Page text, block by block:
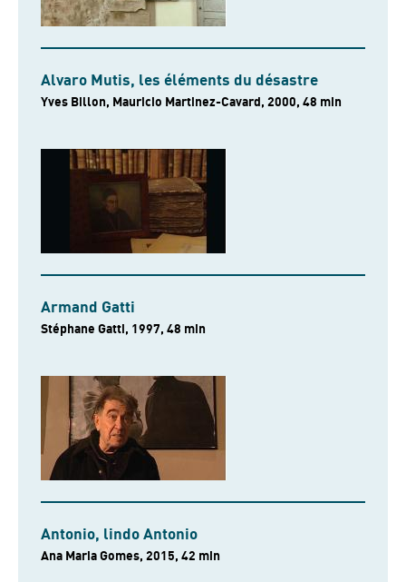
Alvaro Mutis, les éléments du désastre
Yves Billon, Mauricio Martinez-Cavard, 2000, 48 min
Armand Gatti
Stéphane Gatti, 1997, 48 min
Antonio, lindo Antonio
Ana Maria Gomes, 2015, 42 min